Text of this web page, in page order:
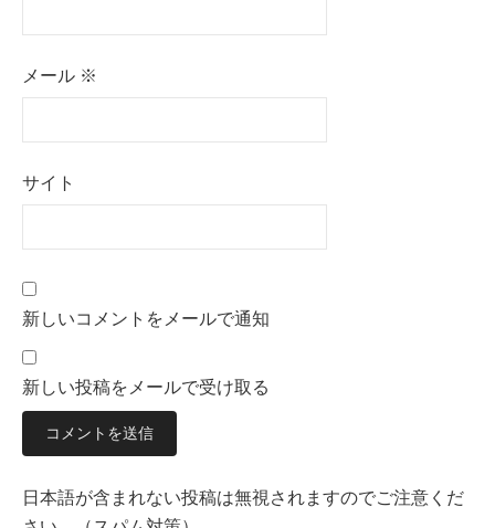
メール ※
サイト
新しいコメントをメールで通知
新しい投稿をメールで受け取る
日本語が含まれない投稿は無視されますのでご注意くだ